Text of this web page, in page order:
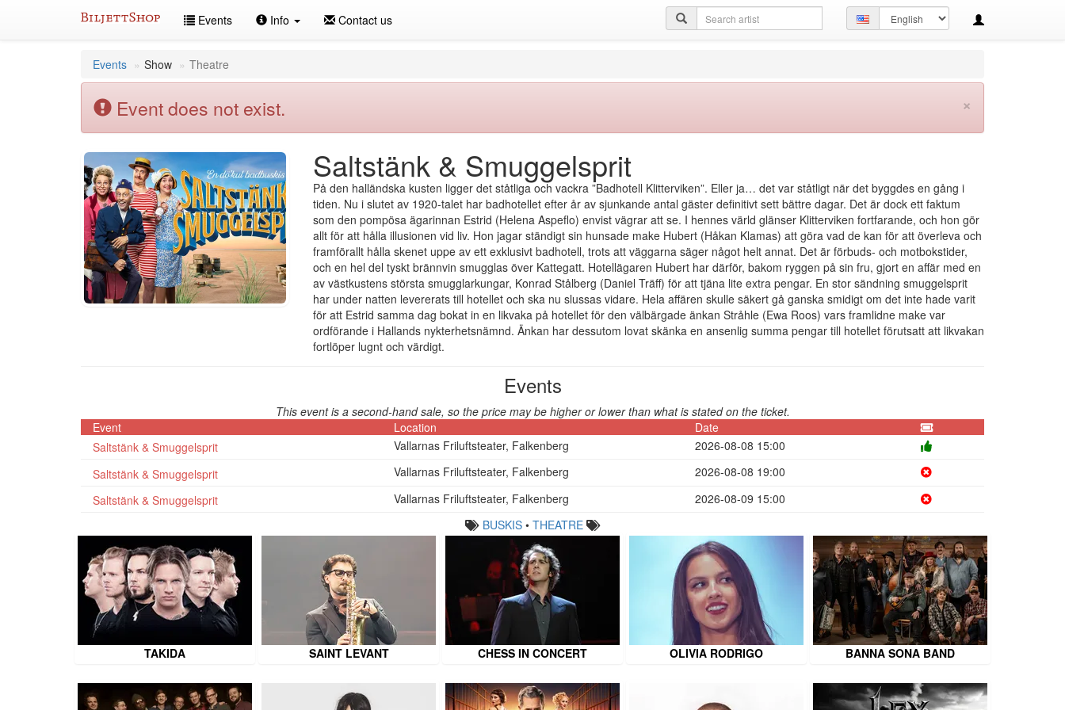
Events Info Contact us
Set
language
Search
query
Events Show Theatre
×
Event does not exist.
Saltstänk & Smuggelsprit
På den halländska kusten ligger det ståtliga och vackra ”Badhotell Klitterviken”. Eller ja… det var ståtligt när det byggdes en gång i
tiden. Nu i slutet av 1920-talet har badhotellet efter år av sjunkande antal gäster definitivt sett bättre dagar. Det är dock ett faktum
som den pompösa ägarinnan Estrid (Helena Aspeflo) envist vägrar att se. I hennes värld glänser Klitterviken fortfarande, och hon gör
allt för att hålla illusionen vid liv. Hon jagar ständigt sin hunsade make Hubert (Håkan Klamas) att göra vad de kan för att överleva och
framförallt hålla skenet uppe av ett exklusivt badhotell, trots att väggarna säger något helt annat. Det är förbuds- och motbokstider,
och en hel del tyskt brännvin smugglas över Kattegatt. Hotellägaren Hubert har därför, bakom ryggen på sin fru, gjort en affär med en
av västkustens största smugglarkungar, Konrad Stålberg (Daniel Träff) för att tjäna lite extra pengar. En stor sändning smuggelsprit
har under natten levererats till hotellet och ska nu slussas vidare. Hela affären skulle säkert gå ganska smidigt om det inte hade varit
för att Estrid samma dag bokat in en likvaka på hotellet för den välbärgade änkan Stråhle (Ewa Roos) vars framlidne make var
ordförande i Hallands nykterhetsnämnd. Änkan har dessutom lovat skänka en ansenlig summa pengar till hotellet förutsatt att likvakan
fortlöper lugnt och värdigt.
Events
This event is a second-hand sale, so the price may be higher or lower than what is stated on the ticket.
Event
Location
Date
Saltstänk & Smuggelsprit
Vallarnas Friluftsteater, Falkenberg
2026-08-08 15:00
Saltstänk & Smuggelsprit
Vallarnas Friluftsteater, Falkenberg
2026-08-08 19:00
Saltstänk & Smuggelsprit
Vallarnas Friluftsteater, Falkenberg
2026-08-09 15:00
BUSKIS• THEATRE
TAKIDA SAINT LEVANT CHESS IN CONCERT OLIVIA RODRIGO BANNA SONA BAND